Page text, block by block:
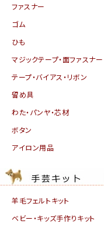
ファスナー
ゴム
ひも
マジックテープ・面ファスナー
テープ・バイアス・リボン
留め具
わた・パンヤ・芯材
ボタン
アイロン用品
羊毛フェルトキット
ベビー・キッズ手作りキット